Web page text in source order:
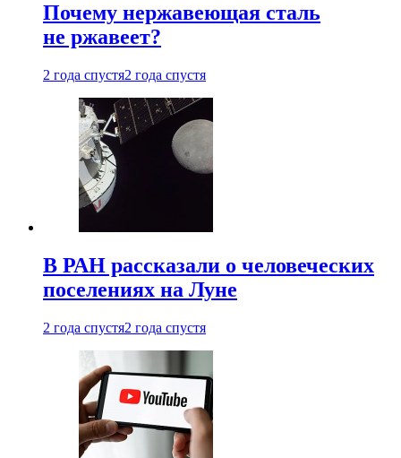
Почему нержавеющая сталь
не ржавеет?
2 года спустя2 года спустя
В РАН рассказали о человеческих
поселениях на Луне
2 года спустя2 года спустя